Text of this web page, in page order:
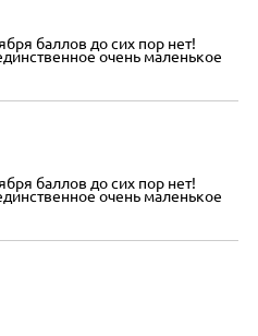
баллов до сих пор нет!
очень маленькое
баллов до сих пор нет!
очень маленькое